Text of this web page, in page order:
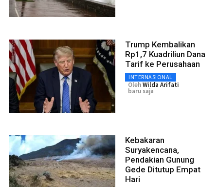
Trump Kembalikan
Rp1,7 Kuadriliun Dana
Tarif ke Perusahaan
INTERNASIONAL
OlehWilda Arifati
baru saja
Kebakaran
Suryakencana,
Pendakian Gunung
Gede Ditutup Empat
Hari